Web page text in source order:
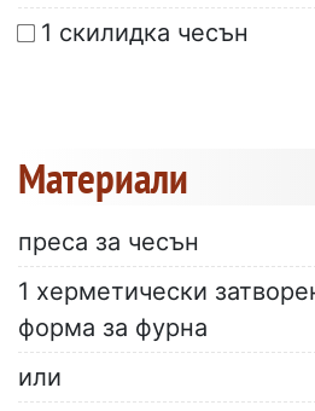
1 скилидка чесън
Материали
преса за чесън
1 херметически
форма за фурна
или